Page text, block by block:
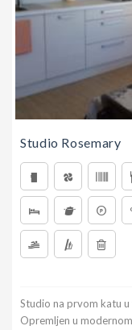
Studio Rosemary
Studio na prvom katu u
Opremljen u